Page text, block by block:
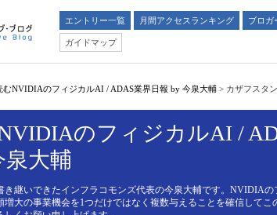
エントリー一覧 月間アクセスランキング ブロガ
ガイドマップ
むNVIDIAのフィジカルAI / ADAS業界日報 by 今泉大輔 > カザフスタ
のフィジカルAI /
泉大輔
き継いできたインフラコモンズ代表の今泉大輔です。NVIDIA
大の事業機会を1つだけではなく複数与えることを確信してこ